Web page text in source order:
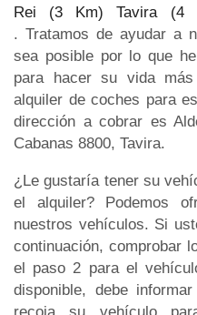
Rei (3 Km)
Tavira (4
. Tratamos de ayudar a
sea posible por lo que
para hacer su vida
alquiler de coches para
dirección a cobrar es
Cabanas 8800, Tavira.
¿Le gustaría tener su
el alquiler? Podemos
nuestros vehículos. Si
continuación, comprobar
el paso 2 para el
disponible, debe
recoja su vehículo